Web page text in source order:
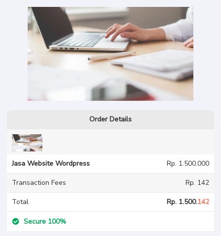
Order Details
Jasa Website Wordpress Rp. 1.500.000
Transaction Fees Rp. 142
Total Rp. 1.500.142
Secure 100%